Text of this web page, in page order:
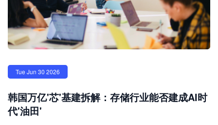
Tue Jun 30 2026
韩国万亿'芯'基建拆解：存储行业能否建成AI时
代'油田'